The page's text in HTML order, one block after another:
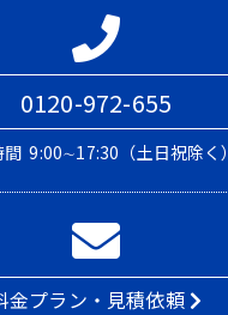
0120-972-655
間 9:00∼17:30（土日祝除く）
金プラン・見積依頼